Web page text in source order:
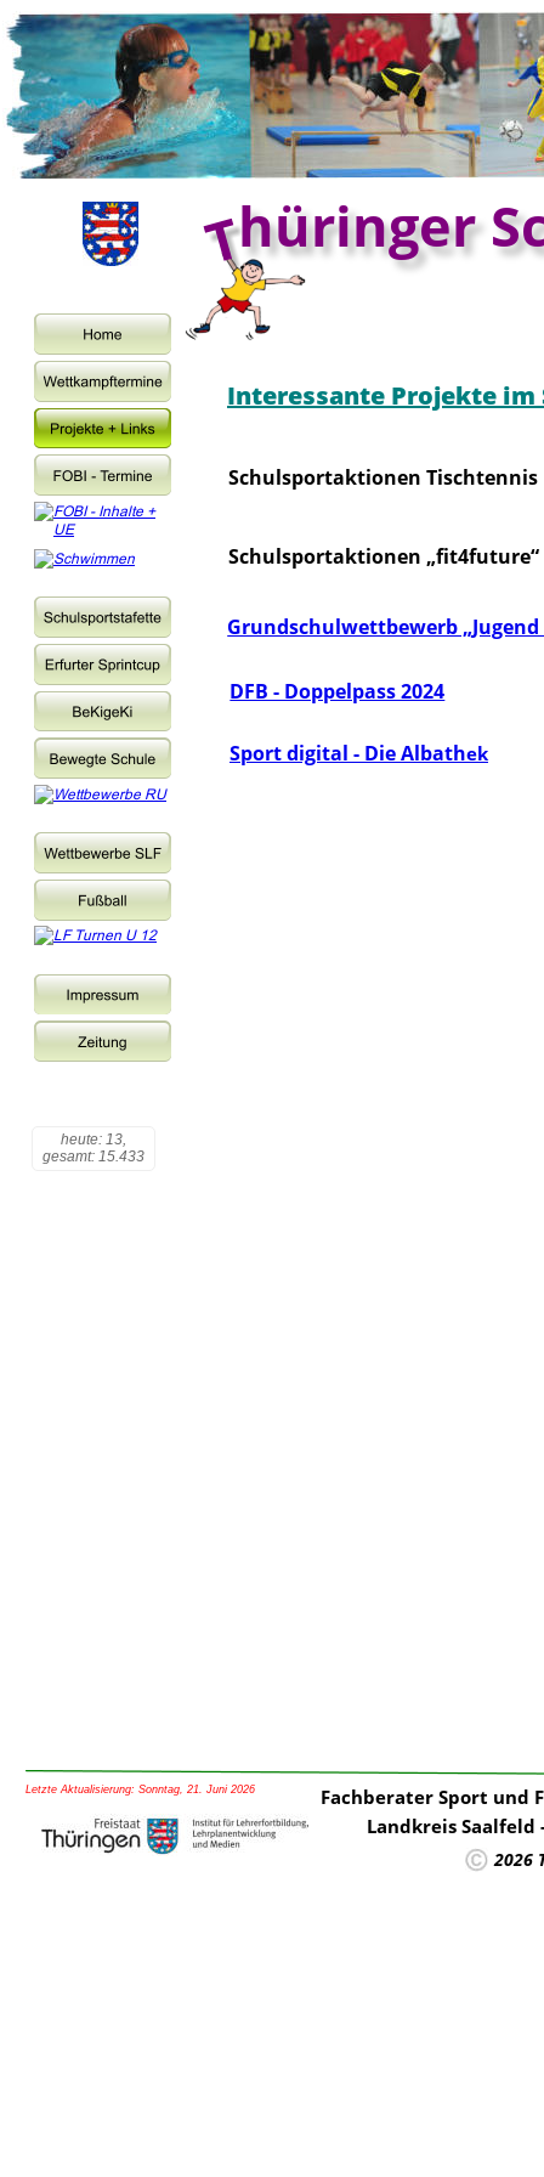
Fachberater Sport und
Landkreis
2026
Letzte Aktualisierung: Sonntag, 21. Juni 2026
hüringer
Interessante Projekte im
Schulsportaktionen Tischtennis
Schulsportaktionen „fit4future“
Grundschulwettbewerb
DFB - Doppelpass 2024
Sport digital - Die Albathek
heute: 13,
gesamt: 15.433